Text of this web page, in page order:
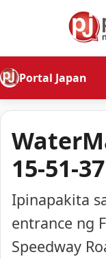
Portal Japan
15-51-37
Ipinapakita
entrance ng
Speedway